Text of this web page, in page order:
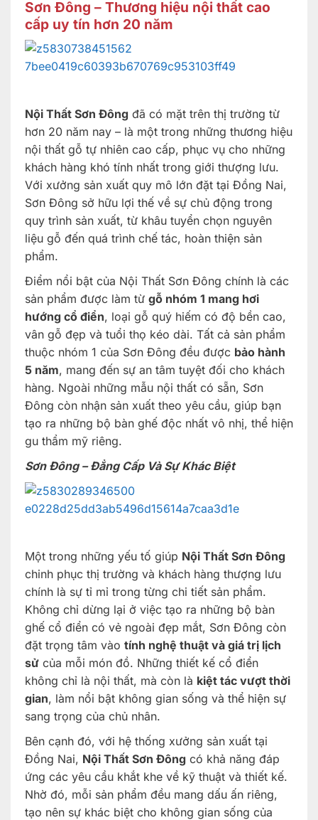
Sơn Đông – Thương hiệu nội thất cao
cấp uy tín hơn 20 năm
Nội Thất Sơn Đông đã có mặt trên thị trường từ
hơn 20 năm nay – là một trong những thương hiệu
nội thất gỗ tự nhiên cao cấp, phục vụ cho những
khách hàng khó tính nhất trong giới thượng lưu.
Với xưởng sản xuất quy mô lớn đặt tại Đồng Nai,
Sơn Đông sở hữu lợi thế về sự chủ động trong
quy trình sản xuất, từ khâu tuyển chọn nguyên
liệu gỗ đến quá trình chế tác, hoàn thiện sản
phẩm.
Điểm nổi bật của Nội Thất Sơn Đông chính là các
sản phẩm được làm từ gỗ nhóm 1 mang hơi
hướng cổ điển, loại gỗ quý hiếm có độ bền cao,
vân gỗ đẹp và tuổi thọ kéo dài. Tất cả sản phẩm
thuộc nhóm 1 của Sơn Đông đều được bảo hành
5 năm, mang đến sự an tâm tuyệt đối cho khách
hàng. Ngoài những mẫu nội thất có sẵn, Sơn
Đông còn nhận sản xuất theo yêu cầu, giúp bạn
tạo ra những bộ bàn ghế độc nhất vô nhị, thể hiện
gu thẩm mỹ riêng.
Sơn Đông – Đẳng Cấp Và Sự Khác Biệt
Một trong những yếu tố giúp Nội Thất Sơn Đông
chinh phục thị trường và khách hàng thượng lưu
chính là sự tỉ mỉ trong từng chi tiết sản phẩm.
Không chỉ dừng lại ở việc tạo ra những bộ bàn
ghế cổ điển có vẻ ngoài đẹp mắt, Sơn Đông còn
đặt trọng tâm vào tính nghệ thuật và giá trị lịch
sử của mỗi món đồ. Những thiết kế cổ điển
không chỉ là nội thất, mà còn là kiệt tác vượt thời
gian, làm nổi bật không gian sống và thể hiện sự
sang trọng của chủ nhân.
Bên cạnh đó, với hệ thống xưởng sản xuất tại
Đồng Nai, Nội Thất Sơn Đông có khả năng đáp
ứng các yêu cầu khắt khe về kỹ thuật và thiết kế.
Nhờ đó, mỗi sản phẩm đều mang dấu ấn riêng,
tạo nên sự khác biệt cho không gian sống của